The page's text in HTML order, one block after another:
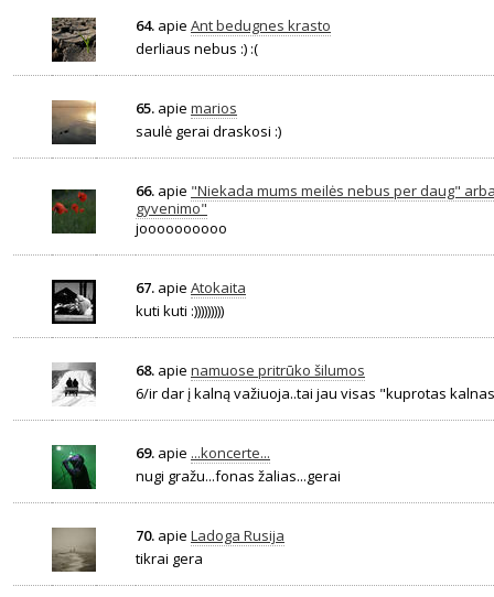
64. apie Ant bedugnes krasto
derliaus nebus :) :(
65. apie marios
saulė gerai draskosi :)
66. apie "Niekada mums meilės nebus per daug"
gyvenimo"
joooooooooo
67. apie Atokaita
kuti kuti :)))))))))
68. apie namuose pritrūko šilumos
6/ir dar į kalną važiuoja..tai jau visas "kuprotas
69. apie ...koncerte...
nugi gražu...fonas žalias...gerai
70. apie Ladoga Rusija
tikrai gera